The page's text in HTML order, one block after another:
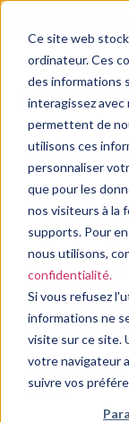
Ce site web
ordinateur. Ces
des informations
interagissez
permettent de
utilisons ces
personnaliser
que pour les
nos visiteurs à la
supports. Pour
nous utilisons,
confidentialité.
Si vous refusez
informations ne
visite sur ce site.
votre navigateur
suivre vos
WEBINAIRE :
plan de
Pourquoi
Un
l’écoute des
d’obtenir de
problèmes.
(famille, amis,
insuffisant.
seul car on
limites.